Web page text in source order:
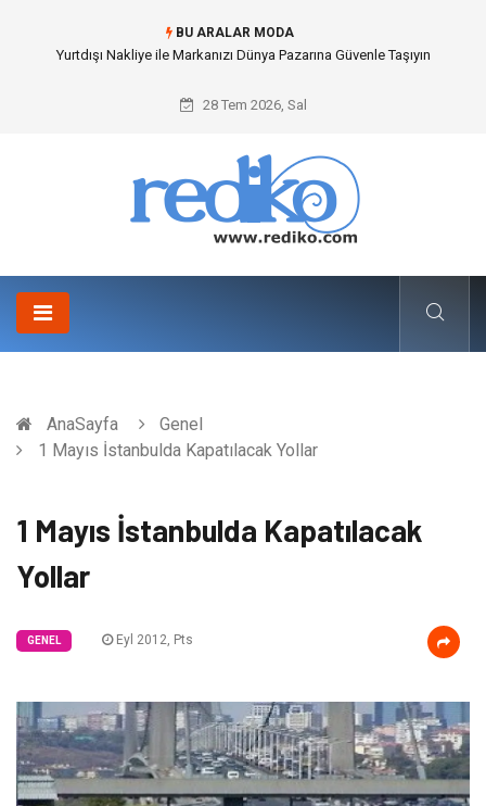
BU ARALAR MODA
İnternetsiz Bir Gün Nedir ve Neden Önemlidir?
28 Tem 2026, Sal
AnaSayfa
Genel
1 Mayıs İstanbulda Kapatılacak Yollar
1 Mayıs İstanbulda Kapatılacak
Yollar
GENEL Eyl 2012, Pts